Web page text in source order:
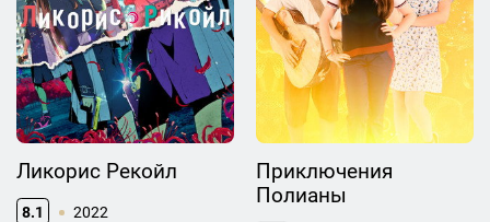
Ликорис Рекойл
8.1 2022
Приключения
Полианы